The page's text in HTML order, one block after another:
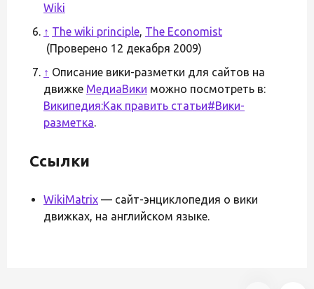
Wiki
↑ The wiki principle, The Economist
(Проверено 12 декабря 2009)
↑ Описание вики-разметки для сайтов на
движке МедиаВики можно посмотреть в:
Википедия:Как править статьи#Вики-
разметка.
Ссылки
WikiMatrix — сайт-энциклопедия о вики
движках, на английском языке.